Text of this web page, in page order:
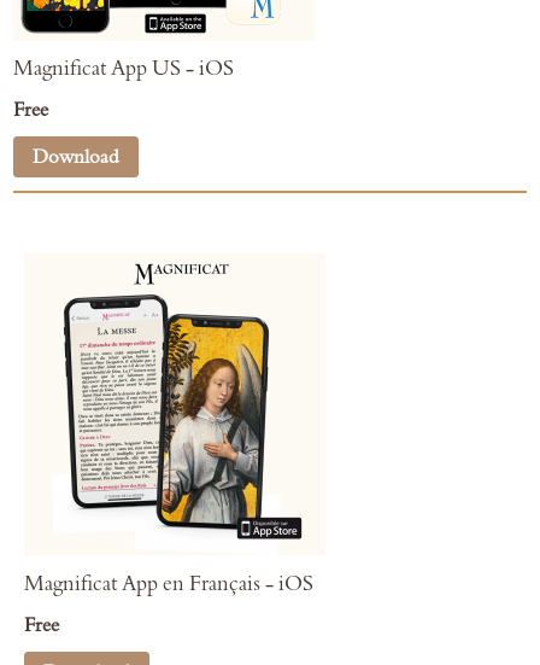
Magnificat App US - iOS
Free
Download
Magnificat App en Français - iOS
Free